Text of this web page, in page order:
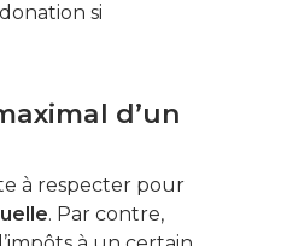
si
d’un
à respecter pour
. Par contre,